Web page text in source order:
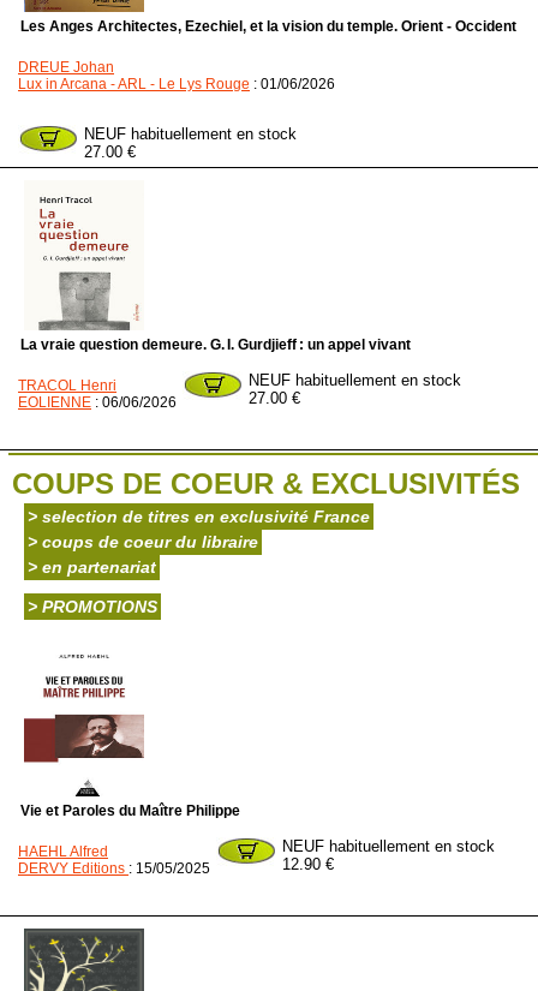
Les Anges Architectes, Ezechiel, et la vision du temple. Orient - Occident
DREUE Johan
Lux in Arcana - ARL - Le Lys Rouge : 01/06/2026
NEUF habituellement en stock
27.00 €
La vraie question demeure. G. I. Gurdjieff : un appel vivant
TRACOL Henri
EOLIENNE : 06/06/2026
NEUF habituellement en stock
27.00 €
COUPS DE COEUR & EXCLUSIVITÉS
> selection de titres en exclusivité France
> coups de coeur du libraire
> en partenariat
> PROMOTIONS
Vie et Paroles du Maître Philippe
HAEHL Alfred
DERVY Editions : 15/05/2025
NEUF habituellement en stock
12.90 €